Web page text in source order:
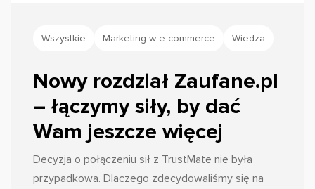
Wszystkie Marketing w e-commerce Wiedza
Nowy rozdział Zaufane.pl
– łączymy siły, by dać
Wam jeszcze więcej
Decyzja o połączeniu sił z TrustMate nie była
przypadkowa. Dlaczego zdecydowaliśmy się na